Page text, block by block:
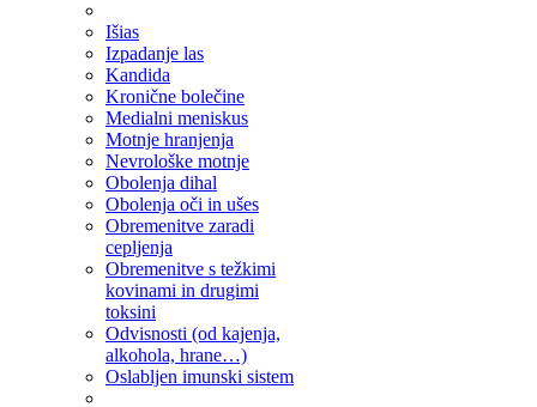
Išias
Izpadanje las
Kandida
Kronične bolečine
Medialni meniskus
Motnje hranjenja
Nevrološke motnje
Obolenja dihal
Obolenja oči in ušes
Obremenitve zaradi
cepljenja
Obremenitve s težkimi
kovinami in drugimi
toksini
Odvisnosti (od kajenja,
alkohola, hrane…)
Oslabljen imunski sistem